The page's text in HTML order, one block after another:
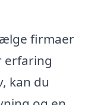
firmaer
erfaring
kan du